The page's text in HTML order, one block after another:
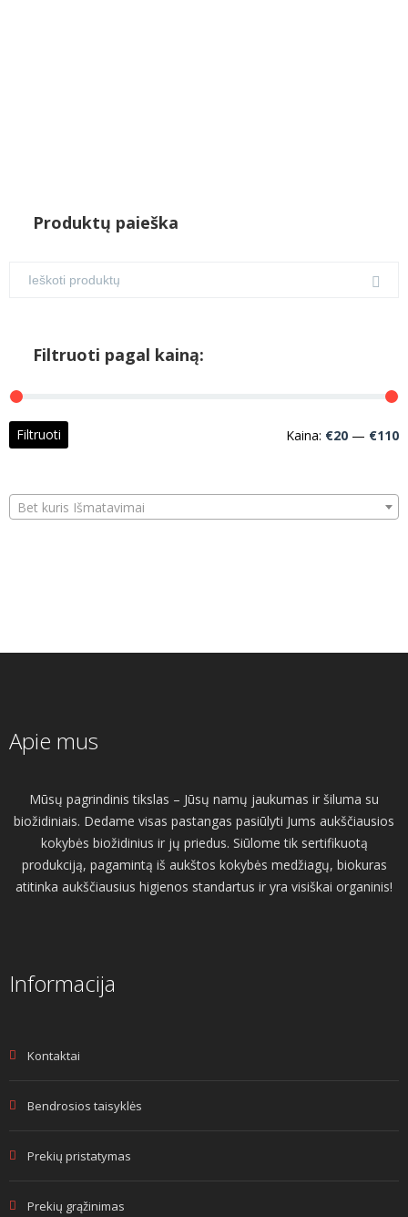
Produktų paieška
Filtruoti pagal kainą:
Filtruoti Kaina: €20 — €110
Bet kuris Išmatavimai
Apie mus
Mūsų pagrindinis tikslas – Jūsų namų jaukumas ir šiluma su
biožidiniais. Dedame visas pastangas pasiūlyti Jums aukščiausios
kokybės biožidinius ir jų priedus. Siūlome tik sertifikuotą
produkciją, pagamintą iš aukštos kokybės medžiagų, biokuras
atitinka aukščiausius higienos standartus ir yra visiškai organinis!
Informacija
Kontaktai
Bendrosios taisyklės
Prekių pristatymas
Prekių grąžinimas